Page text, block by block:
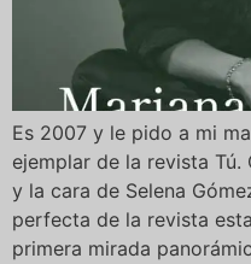
Es 2007 y le pido a mi
ejemplar de la revista
y la cara de Selena
perfecta de la revista
primera mirada